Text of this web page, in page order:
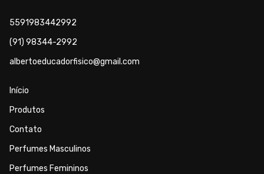
5591983442992
(91) 98344-2992
albertoeducadorfisico@gmail.com
Início
Produtos
Contato
Perfumes Masculinos
Perfumes Femininos